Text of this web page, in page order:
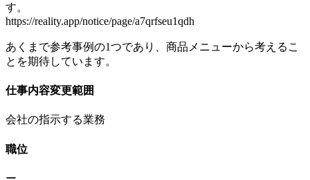
す。
https://reality.app/notice/page/a7qrfseu1qdh
あくまで参考事例の1つであり、商品メニューから考えるこ
とを期待しています。
仕事内容変更範囲
会社の指示する業務
職位